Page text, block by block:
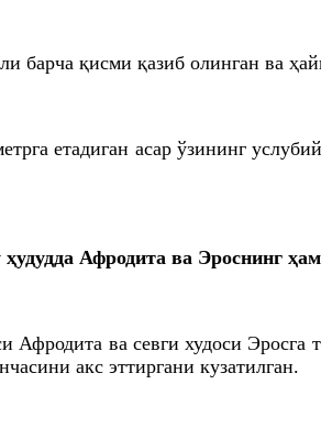
барча қисми қазиб олинган ва
етадиган асар ўзининг
Афродита ва Эроснинг
Афродита ва севги худоси
акс эттиргани кузатилган.